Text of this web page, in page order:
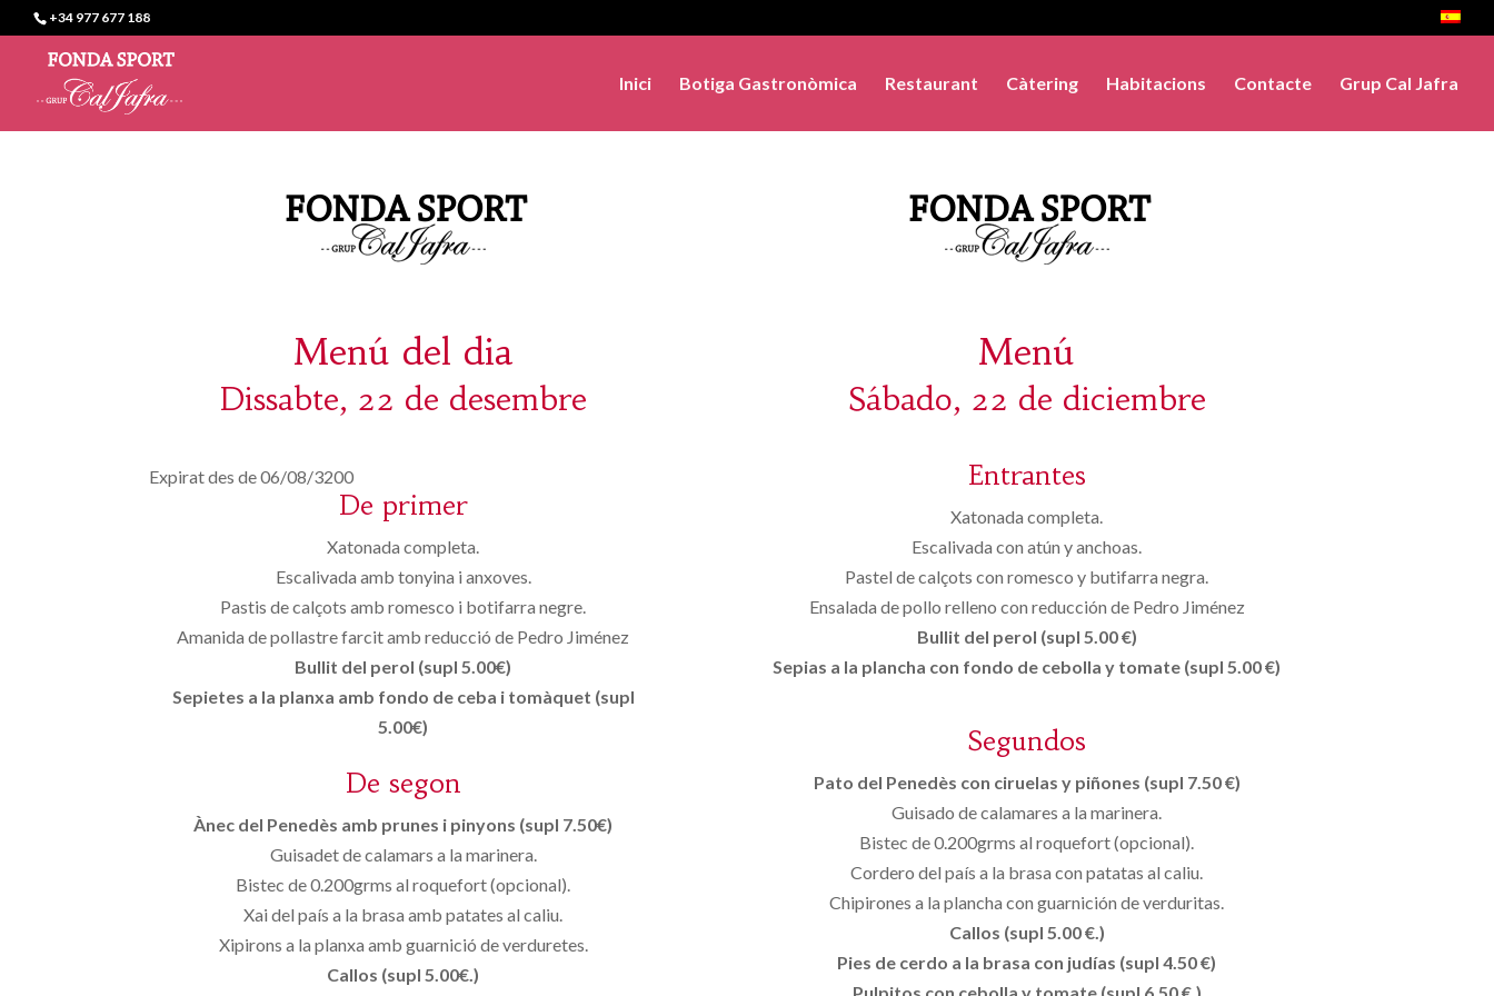
+34 977 677 188
Inici Botiga Gastronòmica Restaurant Càtering Habitacions Contacte Grup Cal Jafra
Menú del dia
Dissabte, 22 de desembre
Expirat des de 06/08/3200
De primer
Xatonada completa.
Escalivada amb tonyina i anxoves.
Pastis de calçots amb romesco i botifarra negre.
Amanida de pollastre farcit amb reducció de Pedro Jiménez
Bullit del perol (supl 5.00€)
Sepietes a la planxa amb fondo de ceba i tomàquet (supl
5.00€)
De segon
Ànec del Penedès amb prunes i pinyons (supl 7.50€)
Guisadet de calamars a la marinera.
Bistec de 0.200grms al roquefort (opcional).
Xai del país a la brasa amb patates al caliu.
Xipirons a la planxa amb guarnició de verduretes.
Callos (supl 5.00€.)
Menú
Sábado, 22 de diciembre
Entrantes
Xatonada completa.
Escalivada con atún y anchoas.
Pastel de calçots con romesco y butifarra negra.
Ensalada de pollo relleno con reducción de Pedro Jiménez
Bullit del perol (supl 5.00 €)
Sepias a la plancha con fondo de cebolla y tomate (supl 5.00 €)
Segundos
Pato del Penedès con ciruelas y piñones (supl 7.50 €)
Guisado de calamares a la marinera.
Bistec de 0.200grms al roquefort (opcional).
Cordero del país a la brasa con patatas al caliu.
Chipirones a la plancha con guarnición de verduritas.
Callos (supl 5.00 €.)
Pies de cerdo a la brasa con judías (supl 4.50 €)